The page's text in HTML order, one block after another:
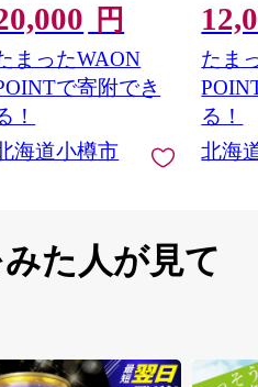
円
まったWAON
で寄附でき
！
海道小樽市
たま
る！
北海
た人が見て